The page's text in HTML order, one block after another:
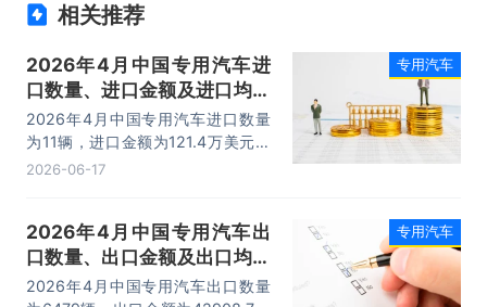
相关推荐
2026年4月中国专用汽车进
口数量、进口金额及进口均价
统计分析
2026年4月中国专用汽车进口数量
为11辆，进口金额为121.4万美元，
进口均价为11万美元/辆。
2026-06-17
专用汽车
2026年4月中国专用汽车出
口数量、出口金额及出口均价
统计分析
2026年4月中国专用汽车出口数量
专用汽车